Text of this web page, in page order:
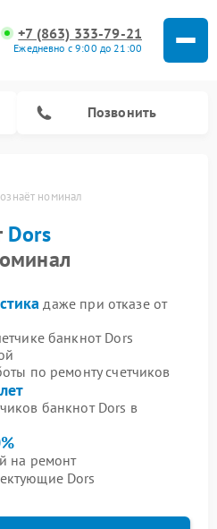
+7 (863) 333-79-21
Ежедневно с 9:00 до 21:00
Позвонить
номинал
Dors
даже при отказе от
банкнот Dors
по ремонту счетчиков
банкнот Dors в
на ремонт
Dors